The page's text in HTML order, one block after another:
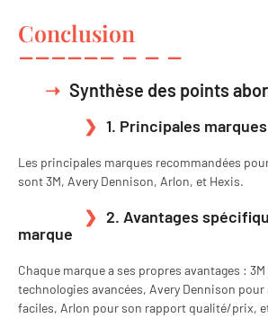
Conclusion
Synthèse des points
1. Principales
Les principales marques recommandées
sont 3M, Avery Dennison, Arlon, et Hexis.
2. Avantages
marque
Chaque marque a ses propres avantages :
technologies avancées, Avery Dennison
faciles, Arlon pour son rapport qualité/prix,